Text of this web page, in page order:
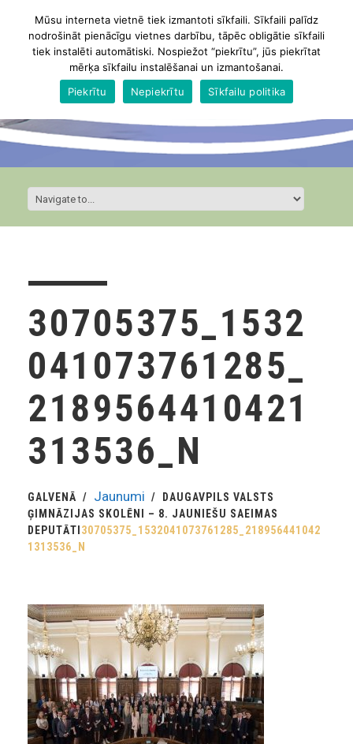
30705375_1532
041073761285_
2189564410421
313536_N
GALVENĀ Jaunumi
DAUGAVPILS VALSTS
ĢIMNĀZIJAS SKOLĒNI – 8. JAUNIEŠU SAEIMAS
DEPUTĀTI 30705375_1532041073761285_218956441042
1313536_N
Mūsu interneta vietnē tiek izmantoti sīkfaili. Sīkfaili palīdz
nodrošināt pienācīgu vietnes darbību, tāpēc obligātie sīkfaili
tiek instalēti automātiski. Nospiežot “piekrītu”, jūs piekrītat
mērķa sīkfailu instalēšanai un izmantošanai.
Piekrītu
Nepiekrītu Sīkfailu politika